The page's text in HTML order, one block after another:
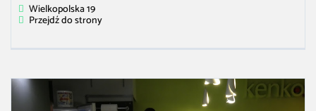
Wielkopolska 19
Przejdź do strony